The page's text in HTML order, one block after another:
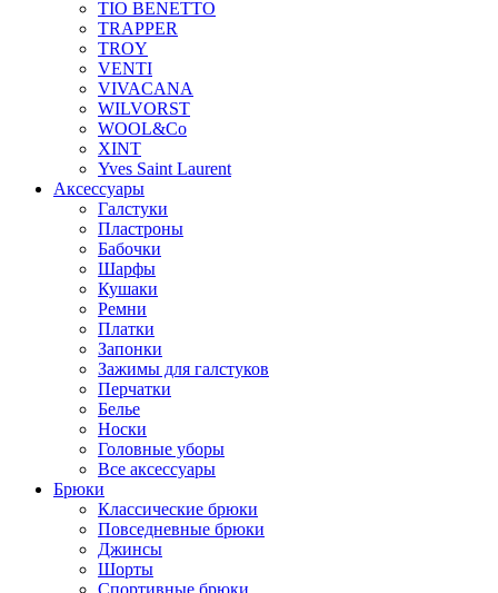
TIO BENETTO
TRAPPER
TROY
VENTI
VIVACANA
WILVORST
WOOL&Co
XINT
Yves Saint Laurent
Аксессуары
Галстуки
Пластроны
Бабочки
Шарфы
Кушаки
Ремни
Платки
Запонки
Зажимы для галстуков
Перчатки
Белье
Носки
Головные уборы
Все аксессуары
Брюки
Классические брюки
Повседневные брюки
Джинсы
Шорты
Спортивные брюки